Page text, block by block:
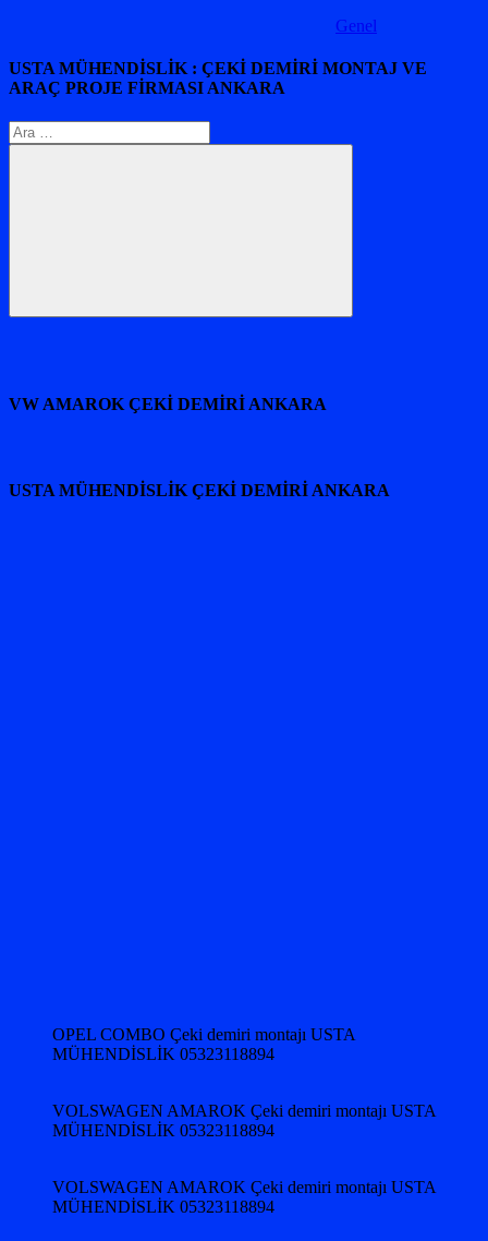
Genel
USTA MÜHENDİSLİK : ÇEKİ DEMİRİ MONTAJ VE
ARAÇ PROJE FİRMASI ANKARA
Arama:
Ara
VW AMAROK ÇEKİ DEMİRİ ANKARA
USTA MÜHENDİSLİK ÇEKİ DEMİRİ ANKARA
OPEL COMBO Çeki demiri montajı USTA
MÜHENDİSLİK 05323118894
VOLSWAGEN AMAROK Çeki demiri montajı USTA
MÜHENDİSLİK 05323118894
VOLSWAGEN AMAROK Çeki demiri montajı USTA
MÜHENDİSLİK 05323118894